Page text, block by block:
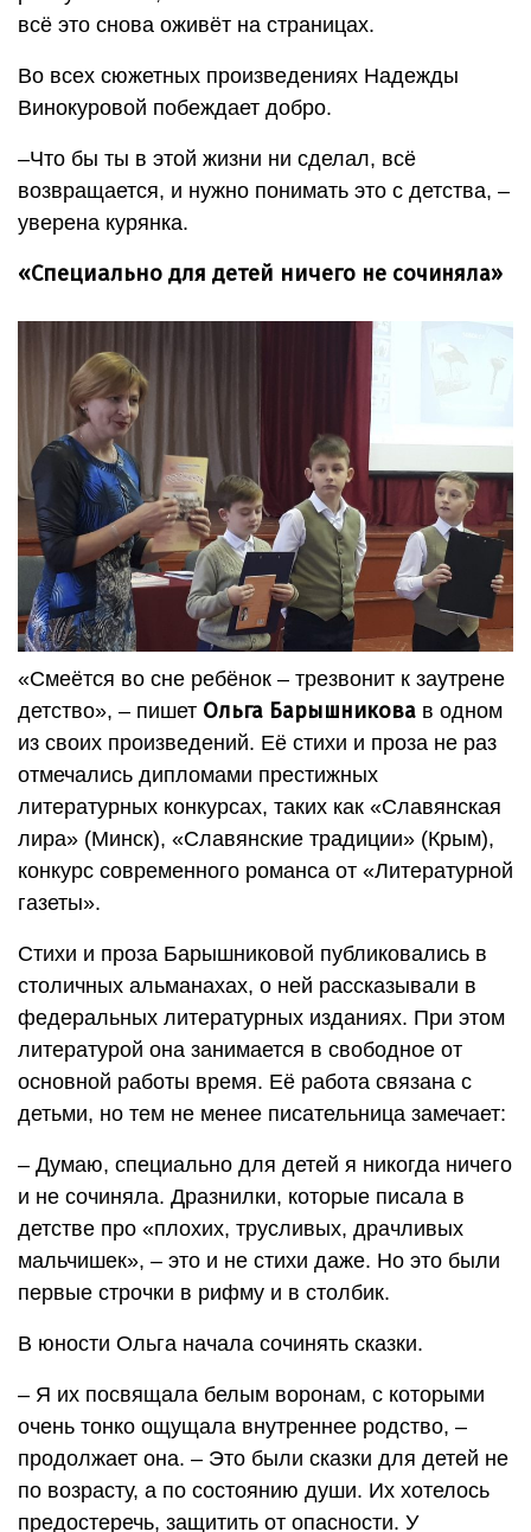
всё это снова оживёт на страницах.
Во всех сюжетных произведениях Надежды
Винокуровой побеждает добро.
–Что бы ты в этой жизни ни сделал, всё
возвращается, и нужно понимать это с детства, –
уверена курянка.
«Специально для детей ничего не сочиняла»
«Смеётся во сне ребёнок – трезвонит к заутрене
детство», – пишет Ольга Барышникова в одном
из своих произведений. Её стихи и проза не раз
отмечались дипломами престижных
литературных конкурсах, таких как «Славянская
лира» (Минск), «Славянские традиции» (Крым),
конкурс современного романса от «Литературной
газеты».
Стихи и проза Барышниковой публиковались в
столичных альманахах, о ней рассказывали в
федеральных литературных изданиях. При этом
литературой она занимается в свободное от
основной работы время. Её работа связана с
детьми, но тем не менее писательница замечает:
– Думаю, специально для детей я никогда ничего
и не сочиняла. Дразнилки, которые писала в
детстве про «плохих, трусливых, драчливых
мальчишек», – это и не стихи даже. Но это были
первые строчки в рифму и в столбик.
В юности Ольга начала сочинять сказки.
– Я их посвящала белым воронам, с которыми
очень тонко ощущала внутреннее родство, –
продолжает она. – Это были сказки для детей не
по возрасту, а по состоянию души. Их хотелось
предостеречь, защитить от опасности. У